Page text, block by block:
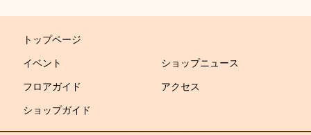
トップページ
イベント ショップニュース
フロアガイド アクセス
ショップガイド